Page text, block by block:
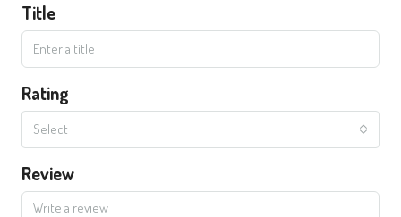
Title
Rating
Select
Review